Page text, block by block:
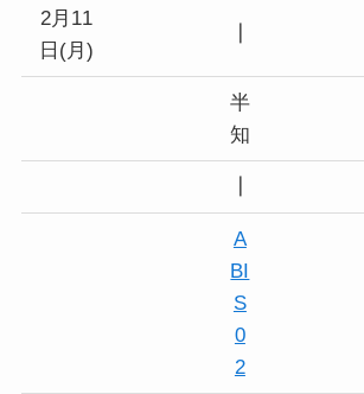
2月11
日(月)
半
知
A
BI
S
0
2